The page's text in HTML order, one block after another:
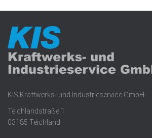
KIS Kraftwerks- und Industrieservice GmbH
Teichlandstraße 1
03185 Teichland